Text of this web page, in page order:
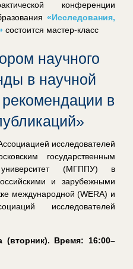
конференции
«Исследования,
состоится мастер-класс
научного
в научной
в
исследователей
государственным
университет (МГППУ) в
и зарубежными
международной (WERA) и
исследователей
(вторник). Время: 16:00–